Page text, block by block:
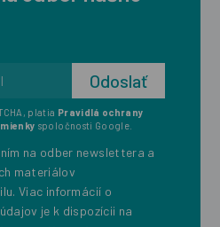
platia Pravidlá ochrany
spoločnosti Google.
na odber newslettera a
materiálov
Viac informácií o
je k dispozícii na